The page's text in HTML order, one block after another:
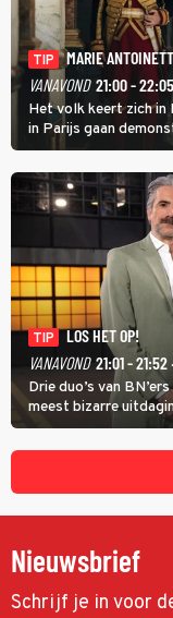
TIP
MARIE
VANAVOND 21:00 - 22:05
Het volk keert zich
in Parijs gaan
Marie Antoinette
kinderen veilig laten
TIP
LOS HET OP!
VANAVOND 21:01 - 21:52
Drie duo’s van
meest bizarre
onderlinge finale.
Nabil Aoulad Ayad
Nieuwsbrief
Schrijf je in voor